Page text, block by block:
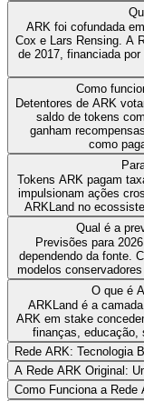
ARK foi cofundada
Cox e Lars Rensing. A
de 2017, financiada
Como
Detentores de ARK
saldo de tokens
ganham
como
Tokens ARK pagam
impulsionam ações
ARKLand no
Qual é a
Previsões para
dependendo da fonte.
modelos
O que é
ARKLand é a
ARK em stake
finanças, educação,
Rede ARK: Tecnologia
A Rede ARK Original:
Como Funciona a Rede